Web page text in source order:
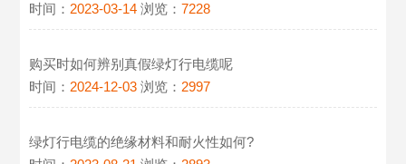
时间：2023-03-14 浏览：7228
购买时如何辨别真假绿灯行电缆呢
时间：2024-12-03 浏览：2997
绿灯行电缆的绝缘材料和耐火性如何?